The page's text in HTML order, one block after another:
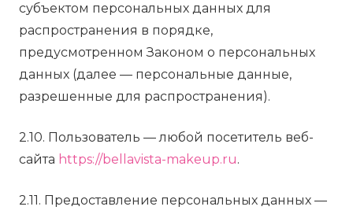
субъектом персональных данных для
распространения в порядке,
предусмотренном Законом о персональных
данных (далее — персональные данные,
разрешенные для распространения).
2.10. Пользователь — любой посетитель веб-
сайта https://bellavista-makeup.ru.
2.11. Предоставление персональных данных —